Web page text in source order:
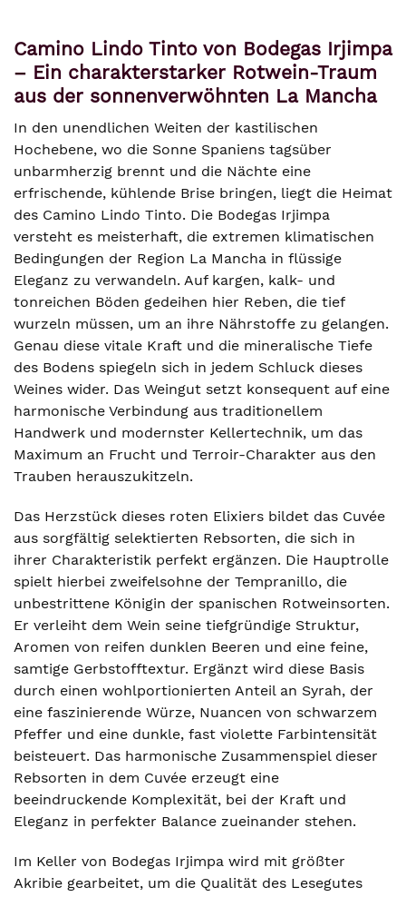
Camino Lindo Tinto von Bodegas Irjimpa
– Ein charakterstarker Rotwein-Traum
aus der sonnenverwöhnten La Mancha
In den unendlichen Weiten der kastilischen
Hochebene, wo die Sonne Spaniens tagsüber
unbarmherzig brennt und die Nächte eine
erfrischende, kühlende Brise bringen, liegt die Heimat
des Camino Lindo Tinto. Die Bodegas Irjimpa
versteht es meisterhaft, die extremen klimatischen
Bedingungen der Region La Mancha in flüssige
Eleganz zu verwandeln. Auf kargen, kalk- und
tonreichen Böden gedeihen hier Reben, die tief
wurzeln müssen, um an ihre Nährstoffe zu gelangen.
Genau diese vitale Kraft und die mineralische Tiefe
des Bodens spiegeln sich in jedem Schluck dieses
Weines wider. Das Weingut setzt konsequent auf eine
harmonische Verbindung aus traditionellem
Handwerk und modernster Kellertechnik, um das
Maximum an Frucht und Terroir-Charakter aus den
Trauben herauszukitzeln.
Das Herzstück dieses roten Elixiers bildet das Cuvée
aus sorgfältig selektierten Rebsorten, die sich in
ihrer Charakteristik perfekt ergänzen. Die Hauptrolle
spielt hierbei zweifelsohne der Tempranillo, die
unbestrittene Königin der spanischen Rotweinsorten.
Er verleiht dem Wein seine tiefgründige Struktur,
Aromen von reifen dunklen Beeren und eine feine,
samtige Gerbstofftextur. Ergänzt wird diese Basis
durch einen wohlportionierten Anteil an Syrah, der
eine faszinierende Würze, Nuancen von schwarzem
Pfeffer und eine dunkle, fast violette Farbintensität
beisteuert. Das harmonische Zusammenspiel dieser
Rebsorten in dem Cuvée erzeugt eine
beeindruckende Komplexität, bei der Kraft und
Eleganz in perfekter Balance zueinander stehen.
Im Keller von Bodegas Irjimpa wird mit größter
Akribie gearbeitet, um die Qualität des Lesegutes